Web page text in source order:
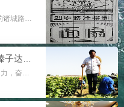
1924年4月，华祥燐寸株式会社在台东镇的诸城路设立。第二年的元旦过后，华祥即获取20年期限的“华祥牌”注册商标专用权。从资料上看，华祥火柴公司的代表人是饭塚正规（M.Iyijuka），商标独家使用至1945年1月1日。...
魏本欣在榛苗栽培一线巡视 “努力到无能为力，奋斗到感动自己。” 说这话的是今年67岁的魏本欣。他是这样说的，也是这样做的。他以几十年来脚踏实地的努力和奋斗，践行着自己的诺言，...